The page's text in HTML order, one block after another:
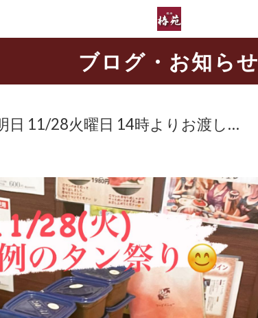
ブログ・お知らせ
日 11/28火曜日 14時よりお渡し…